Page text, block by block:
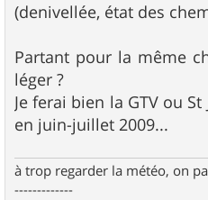
(denivellée, état des
Partant pour la même
léger ?
Je ferai bien la GTV ou
en juin-juillet 2009...
à trop regarder la météo, on
-------------